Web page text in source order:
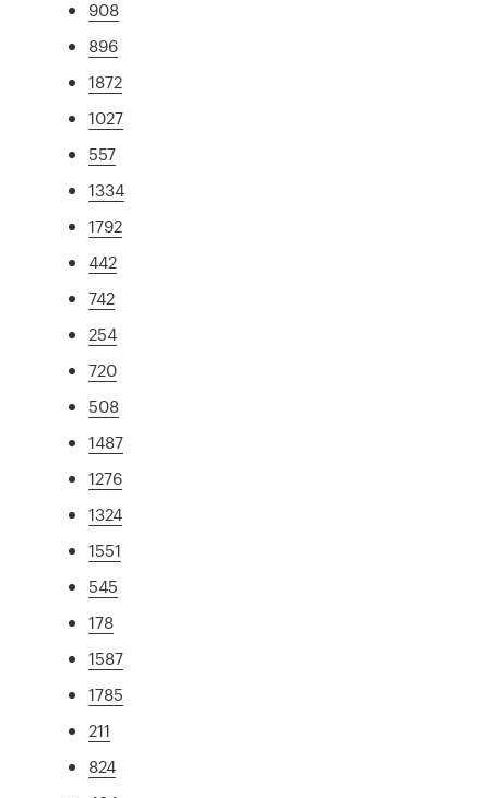
908
896
1872
1027
557
1334
1792
442
742
254
720
508
1487
1276
1324
1551
545
178
1587
1785
211
824